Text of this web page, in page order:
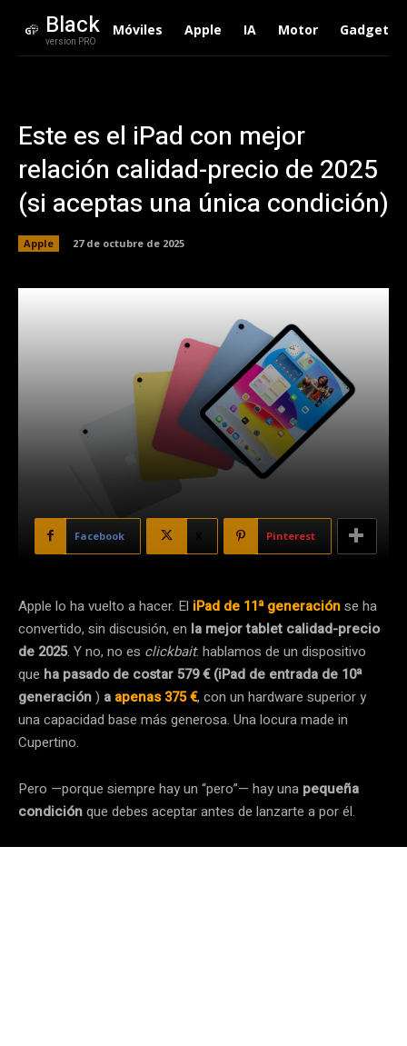
Black
version PRO
Móviles Apple IA Motor Gadgets
Este es el iPad con mejor
relación calidad-precio de 2025
(si aceptas una única condición)
Apple 27 de octubre de 2025
Facebook Pinterest
Apple lo ha vuelto a hacer. El iPad de 11ª generaciónse ha
convertido, sin discusión, en la mejor tablet calidad-precio
de 2025. Y no, no es clickbait: hablamos de un dispositivo
que ha pasado de costar 579 € (iPad de entrada de 10ª
generación) a apenas 375 €, con un hardware superior y
una capacidad base más generosa. Una locura made in
Cupertino.
Pero —porque siempre hay un “pero”— hay una pequeña
condiciónque debes aceptar antes de lanzarte a por él.